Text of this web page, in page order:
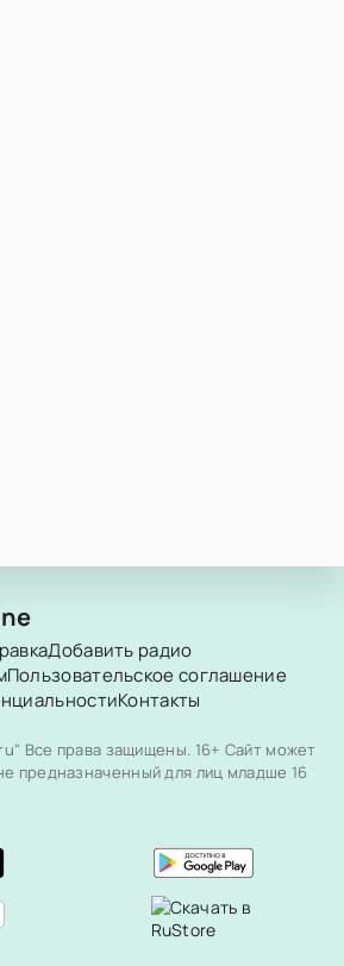
Добавить радио
Пользовательское соглашение
Контакты
Все права защищены. 16+ Сайт может
предназначенный для лиц младше 16